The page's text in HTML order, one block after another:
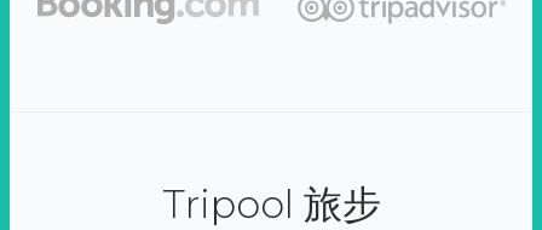
Tripool 旅步